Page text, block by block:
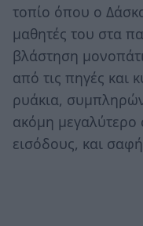
τοπίο όπου ο
μαθητές του στα
βλάστηση
από τις πηγές και
ρυάκια,
ακόμη μεγαλύτερο
εισόδους, και